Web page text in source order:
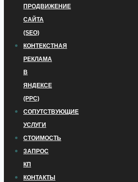
ПРОДВИЖЕНИЕ
САЙТА
(SEO)
КОНТЕКСТНАЯ
РЕКЛАМА
В
ЯНДЕКСЕ
(PPC)
СОПУТСТВУЮЩИЕ
УСЛУГИ
СТОИМОСТЬ
ЗАПРОС
КП
КОНТАКТЫ